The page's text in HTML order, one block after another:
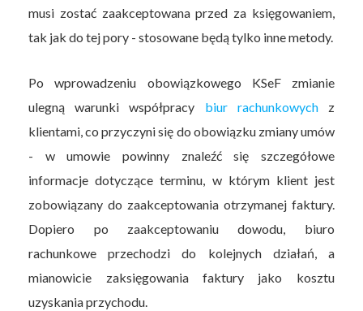
musi zostać zaakceptowana przed za księgowaniem,
tak jak do tej pory - stosowane będą tylko inne metody.
Po wprowadzeniu obowiązkowego KSeF zmianie
ulegną warunki współpracy biur rachunkowychz
klientami, co przyczyni się do obowiązku zmiany umów
- w umowie powinny znaleźć się szczegółowe
informacje dotyczące terminu, w którym klient jest
zobowiązany do zaakceptowania otrzymanej faktury.
Dopiero po zaakceptowaniu dowodu, biuro
rachunkowe przechodzi do kolejnych działań, a
mianowicie zaksięgowania faktury jako kosztu
uzyskania przychodu.